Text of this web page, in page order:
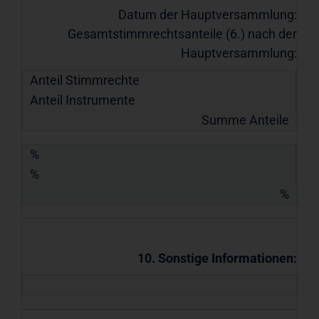
Datum der Hauptversammlung:
Gesamtstimmrechtsanteile (6.) nach der
Hauptversammlung:
Anteil Stimmrechte
Anteil Instrumente
Summe Anteile
%
%
%
10. Sonstige Informationen: